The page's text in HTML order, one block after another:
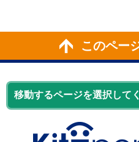
このペー